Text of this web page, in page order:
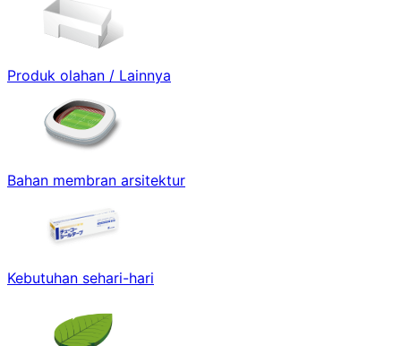
Produk olahan / Lainnya
Bahan membran arsitektur
Kebutuhan sehari-hari